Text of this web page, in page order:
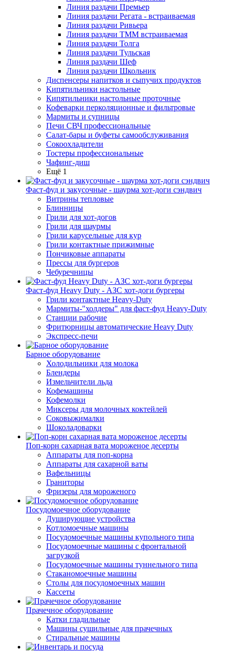
Линия раздачи Премьер
Линия раздачи Регата - встраиваемая
Линия раздачи Ривьера
Линия раздачи ТММ встраиваемая
Линия раздачи Толга
Линия раздачи Тульская
Линия раздачи Шеф
Линия раздачи Школьник
Диспенсеры напитков и сыпучих продуктов
Кипятильники настольные
Кипятильники настольные проточные
Кофеварки перколяционные и фильтровые
Мармиты и супницы
Печи СВЧ профессиональные
Салат-бары и буфеты самообслуживания
Сокоохладители
Тостеры профессиональные
Чафинг-диш
Ещё 1
Фаст-фуд и закусочные - шаурма хот-доги сэндвич
Витрины тепловые
Блинницы
Грили для хот-догов
Грили для шаурмы
Грили карусельные для кур
Грили контактные прижимные
Пончиковые аппараты
Прессы для бургеров
Чебуречницы
Фаст-фуд Heavy Duty - АЗС хот-доги бургеры
Грили контактные Heavy-Duty
Мармиты-"холдеры" для фаст-фуд Heavy-Duty
Станции рабочие
Фритюрницы автоматические Heavy Duty
Экспресс-печи
Барное оборудование
Холодильники для молока
Блендеры
Измельчители льда
Кофемашины
Кофемолки
Миксеры для молочных коктейлей
Соковыжималки
Шоколадоварки
Поп-корн сахарная вата мороженое десерты
Аппараты для поп-корна
Аппараты для сахарной ваты
Вафельницы
Граниторы
Фризеры для мороженого
Посудомоечное оборудование
Душирующие устройства
Котломоечные машины
Посудомоечные машины купольного типа
Посудомоечные машины с фронтальной
загрузкой
Посудомоечные машины туннельного типа
Стаканомоечные машины
Столы для посудомоечных машин
Кассеты
Прачечное оборудование
Катки гладильные
Машины сушильные для прачечных
Стиральные машины